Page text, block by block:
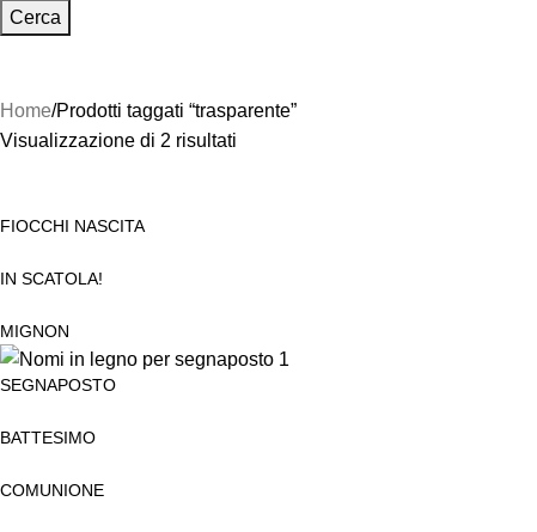
Cerca
Home Prodotti taggati “trasparente”
Visualizzazione di 2 risultati
FIOCCHI NASCITA
IN SCATOLA!
MIGNON
SEGNAPOSTO
BATTESIMO
COMUNIONE